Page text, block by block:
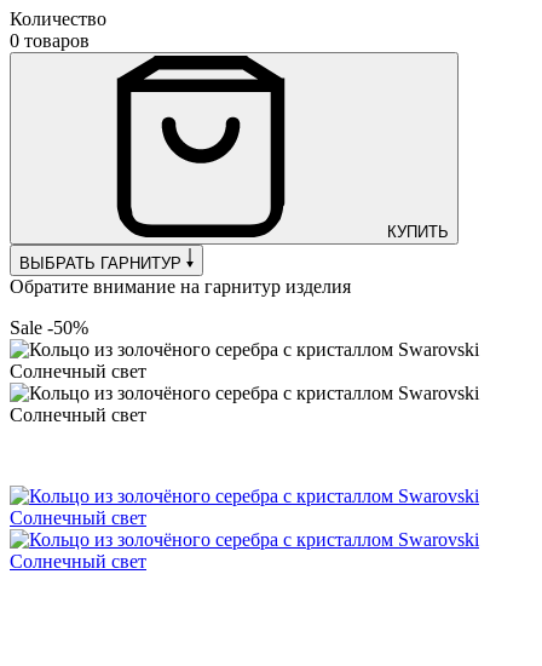
Количество
0 товаров
КУПИТЬ
ВЫБРАТЬ ГАРНИТУР
Обратите внимание на гарнитур изделия
Sale -50%